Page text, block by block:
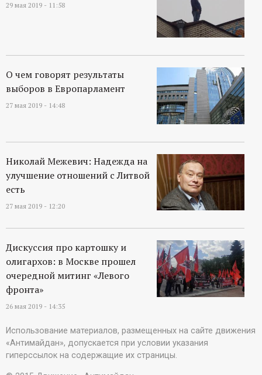
29 мая 2019 - 11:58
О чем говорят результаты
выборов в Европарламент
27 мая 2019 - 14:48
Николай Межевич: Надежда на
улучшение отношений с Литвой
есть
27 мая 2019 - 12:20
Дискуссия про картошку и
олигархов: в Москве прошел
очередной митинг «Левого
фронта»
26 мая 2019 - 14:35
Использование материалов, размещенных на сайте движения
«Антимайдан», допускается при условии указания
гиперссылок на содержащие их страницы.